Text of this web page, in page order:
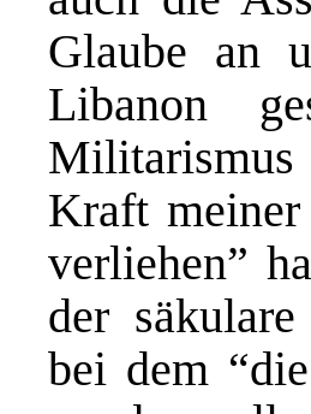
Glaube an
Libanon
Kraft
verliehen”
der
bei dem